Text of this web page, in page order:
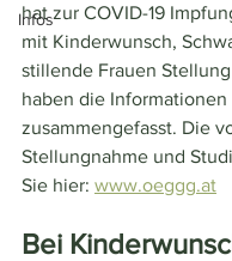
Infos
hat zur COVID-19
mit Kinderwunsch,
stillende Frauen
haben die Informationen
zusammengefasst. Die
Stellungnahme und
Sie hier: www.oeggg.at
Bei